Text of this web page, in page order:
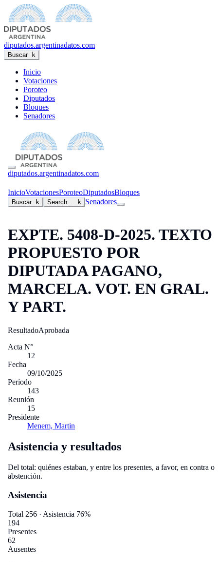
diputados.argentinadatos.com
Buscar k
Inicio
Votaciones
Poroteo
Diputados
Bloques
Senadores
diputados.argentinadatos.com
InicioVotacionesPoroteoDiputadosBloques
Buscar k Search… k Senadores
EXPTE. 5408-D-2025. TEXTO
PROPUESTO POR
DIPUTADA PAGANO,
MARCELA. VOT. EN GRAL.
Y PART.
ResultadoAprobada
Acta N°
12
Fecha
09/10/2025
Período
143
Reunión
15
Presidente
Menem, Martin
Asistencia y resultados
Del total: quiénes estaban, y entre los presentes, a favor, en contra o
abstención.
Asistencia
Total 256 · Asistencia 76%
194
Presentes
62
Ausentes